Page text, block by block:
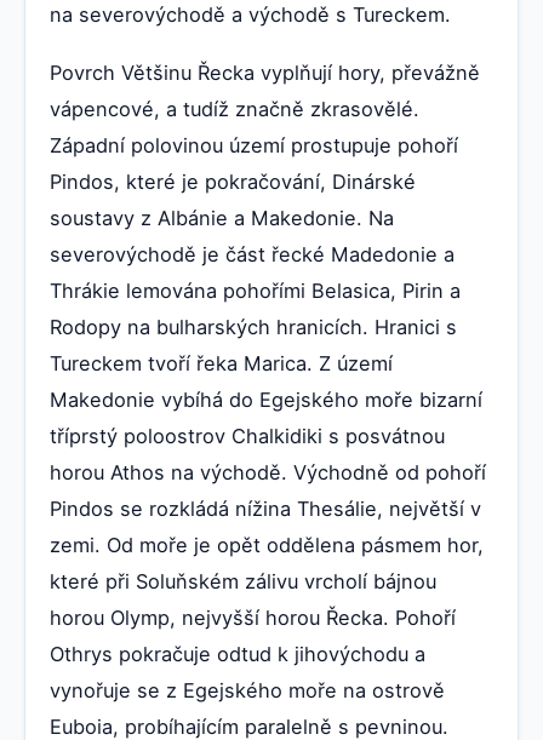
na severovýchodě a východě s Tureckem.
Povrch Většinu Řecka vyplňují hory, převážně
vápencové, a tudíž značně zkrasovělé.
Západní polovinou území prostupuje pohoří
Pindos, které je pokračování, Dinárské
soustavy z Albánie a Makedonie. Na
severovýchodě je část řecké Madedonie a
Thrákie lemována pohořími Belasica, Pirin a
Rodopy na bulharských hranicích. Hranici s
Tureckem tvoří řeka Marica. Z území
Makedonie vybíhá do Egejského moře bizarní
tříprstý poloostrov Chalkidiki s posvátnou
horou Athos na východě. Východně od pohoří
Pindos se rozkládá nížina Thesálie, největší v
zemi. Od moře je opět oddělena pásmem hor,
které při Soluňském zálivu vrcholí bájnou
horou Olymp, nejvyšší horou Řecka. Pohoří
Othrys pokračuje odtud k jihovýchodu a
vynořuje se z Egejského moře na ostrově
Euboia, probíhajícím paralelně s pevninou.